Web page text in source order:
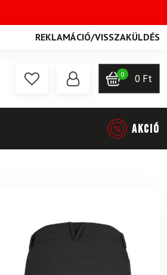
REKLAMÁCIÓ/VISSZAKÜLDÉS
0 0 Ft
AKCIÓ